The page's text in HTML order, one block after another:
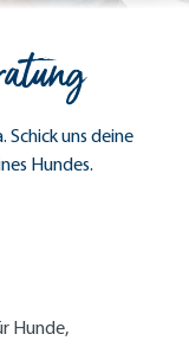
Schick uns deine
Hundes.
Hunde,